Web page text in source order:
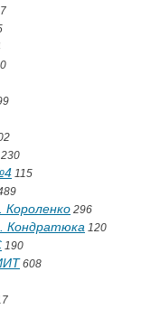
230
115
296
Кондратюка 120
190
608